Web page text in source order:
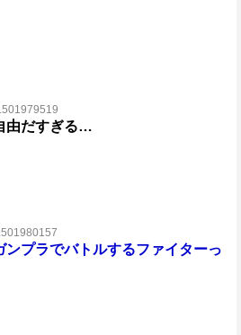
由だすぎる…
ンプラでバトルするファイターっ